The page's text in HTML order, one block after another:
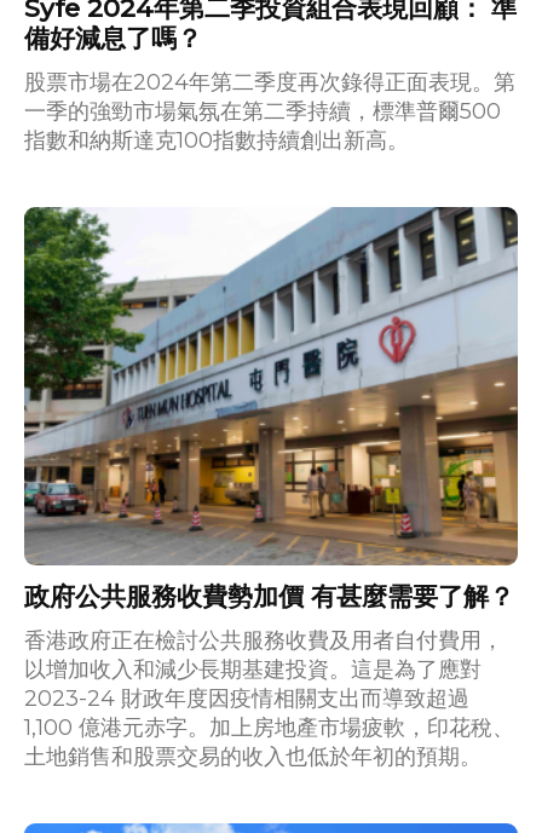
Syfe 2024年第二季投資組合表現回顧： 準
備好減息了嗎？
股票市場在2024年第二季度再次錄得正面表現。第
一季的強勁市場氣氛在第二季持續，標準普爾500
指數和納斯達克100指數持續創出新高。
政府公共服務收費勢加價 有甚麼需要了解？
香港政府正在檢討公共服務收費及用者自付費用，
以增加收入和減少長期基建投資。這是為了應對
2023-24 財政年度因疫情相關支出而導致超過
1,100 億港元赤字。加上房地產市場疲軟，印花稅、
土地銷售和股票交易的收入也低於年初的預期。